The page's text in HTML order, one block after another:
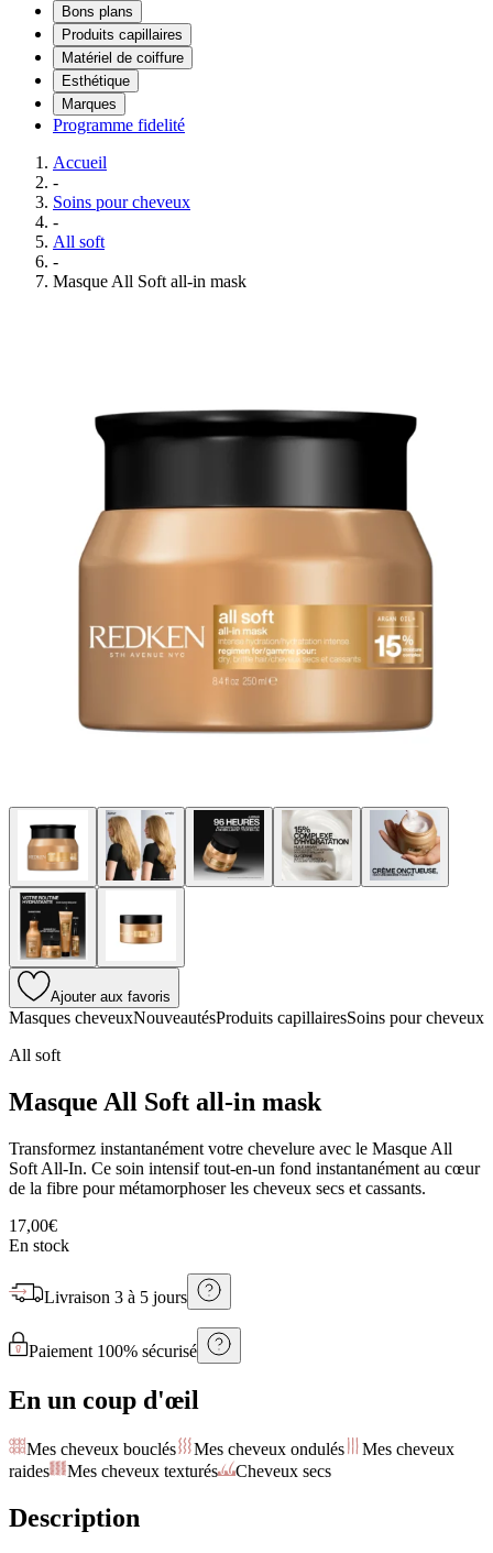
Bons plans
Produits capillaires
Matériel de coiffure
Esthétique
Marques
Programme fidelité
Accueil
-
Soins pour cheveux
-
All soft
-
Masque All Soft all-in mask
Ajouter aux favoris
Masques cheveuxNouveautésProduits capillairesSoins pour cheveux
All soft
Masque All Soft all-in mask
Transformez instantanément votre chevelure avec le Masque All
Soft All-In. Ce soin intensif tout-en-un fond instantanément au cœur
de la fibre pour métamorphoser les cheveux secs et cassants.
17,00€
En stock
Livraison 3 à 5 jours
Paiement 100% sécurisé
En un coup d'œil
Mes cheveux bouclés Mes cheveux ondulés
Mes cheveux
raides
Mes cheveux texturés Cheveux secs
Description